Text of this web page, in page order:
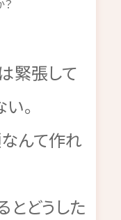
緊張して
。
んて作れ
とどうした